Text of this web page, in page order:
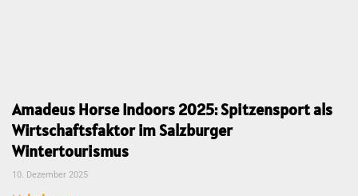
Amadeus Horse Indoors 2025: Spitzensport als
Wirtschaftsfaktor im Salzburger
Wintertourismus
10. Dezember 2025